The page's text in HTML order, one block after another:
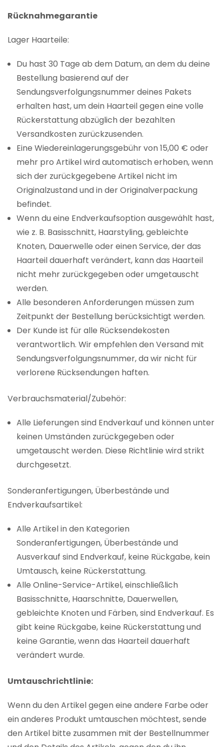
Rücknahmegarantie
Lager Haarteile:
Du hast 30 Tage ab dem Datum, an dem du deine
Bestellung basierend auf der
Sendungsverfolgungsnummer deines Pakets
erhalten hast, um dein Haarteil gegen eine volle
Rückerstattung abzüglich der bezahlten
Versandkosten zurückzusenden.
Eine Wiedereinlagerungsgebühr von 15,00 € oder
mehr pro Artikel wird automatisch erhoben, wenn
sich der zurückgegebene Artikel nicht im
Originalzustand und in der Originalverpackung
befindet.
Wenn du eine Endverkaufsoption ausgewählt hast,
wie z. B. Basisschnitt, Haarstyling, gebleichte
Knoten, Dauerwelle oder einen Service, der das
Haarteil dauerhaft verändert, kann das Haarteil
nicht mehr zurückgegeben oder umgetauscht
werden.
Alle besonderen Anforderungen müssen zum
Zeitpunkt der Bestellung berücksichtigt werden.
Der Kunde ist für alle Rücksendekosten
verantwortlich. Wir empfehlen den Versand mit
Sendungsverfolgungsnummer, da wir nicht für
verlorene Rücksendungen haften.
Verbrauchsmaterial/Zubehör:
Alle Lieferungen sind Endverkauf und können unter
keinen Umständen zurückgegeben oder
umgetauscht werden. Diese Richtlinie wird strikt
durchgesetzt.
Sonderanfertigungen, Überbestände und
Endverkaufsartikel:
Alle Artikel in den Kategorien
Sonderanfertigungen, Überbestände und
Ausverkauf sind Endverkauf, keine Rückgabe, kein
Umtausch, keine Rückerstattung.
Alle Online-Service-Artikel, einschließlich
Basisschnitte, Haarschnitte, Dauerwellen,
gebleichte Knoten und Färben, sind Endverkauf. Es
gibt keine Rückgabe, keine Rückerstattung und
keine Garantie, wenn das Haarteil dauerhaft
verändert wurde.
Umtauschrichtlinie:
Wenn du den Artikel gegen eine andere Farbe oder
ein anderes Produkt umtauschen möchtest, sende
den Artikel bitte zusammen mit der Bestellnummer